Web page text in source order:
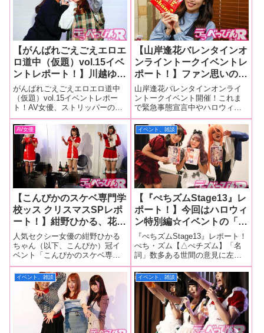
【がんばれごえごえエロエ
ロ道中（仮題）vol.15イベ
ントレポート！】川越ゆい
と乃木蛍のサイコロトーク
は面白＆過激すぎて再現不
可(笑)！ ゆいちゃんがボ
ケて、蛍ちゃんが突っ込む
ナチュラル漫才トークが冴
える！
がんばれごえごえエロエロ道中
（仮題）vol.15イベントレポー
ト！AV女優、ストリッパーの両
輪で大活躍している川越ゆい
（以下、ごえさん）ちゃんの冠
イベント「がんばれごえごえエ
ロエロ道中（仮題）vol.15」が2
月10日、東京・レフカダ新宿で
【山岸逢花バレンタインオ
ンライントークイベントレ
ポート！】ファン思いの山
岸逢花ちゃんが自らバレン
タインイベントを企画！
過去のバレンタインデーの
思い出もいろいろ聞いちゃ
いました！
山岸逢花バレンタインオンライ
ントークイベント開催！これま
で緊急事態宣言中やハロウィン
など様々な機会にオンライント
ークイベントを行ってきたAV芸
能事務所のクルーズグループで
すが、2月14日のバレンタインデ
ーには山岸逢花ちゃんが「バレ
ンタインオ
AV女優
【こんぴかのスケベ専門学
校ッス クリスマスSPレポ
ート！】紺野ひかる、花咲
いあん、市川愛茉がキュー
トなミニスカサンタ姿で登
場！今年一番のファンが入
りトークにゲームに盛り上
がる！
人気セクシー女優の紺野ひかる
ちゃん（以下、こんぴか）冠イ
ベント「こんぴかのスケベ専門
学校ッス クリスマスSP」が12月
19日、レフカダ新宿で開催さ
れ、花咲いあんちゃんと市川愛
茉ちゃんがゲストに登場。この
日はレフカダ新宿で今年一番多
くのファン
イベント、雑談
【『ぺちズムStage13』レ
ポート！】今回はハロウィ
ン特別編☆イベントの「党
首ぺち」である音琴るいち
ゃんが、レフカダレギュラ
ーイベント持ちの大先輩・
川越ゆいちゃん＆原美織ち
ゃんとコスプレ姿で激熱ト
ーク！
『ぺちズムStage13』レポート！
ぺち・ズム【△ぺチズム】「名
詞」数多ある世間の意見に左右
されず、己の好きな人物、アニ
メ、プレイ、その他諸々を徹底
的に慈しみ、「ぺち」さんを生
暖かい愛を持って見つめる様、
またはその思想、イデオロギ
ー。10月
イベント、雑談 イベント、雑談